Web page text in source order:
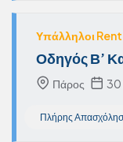
Υπάλληλοι
Οδηγός Β’
Πάρος 30
Πλήρης